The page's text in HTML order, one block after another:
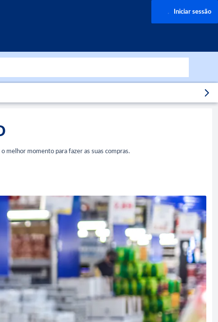
Iniciar sessão
melhor momento para fazer as suas compras.